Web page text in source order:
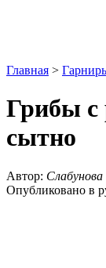
Главная >
Грибы с
сытно
Автор: Слабунова
Опубликовано в